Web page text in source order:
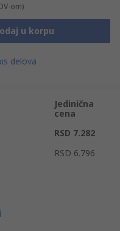
om)
u korpu
delova
Jedinična
cena
RSD 7.282
RSD 6.796